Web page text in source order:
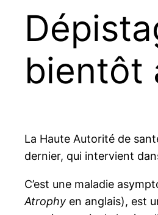
bientôt
La Haute Autorité de
dernier, qui intervient
C’est une maladie
Atrophy en anglais), est